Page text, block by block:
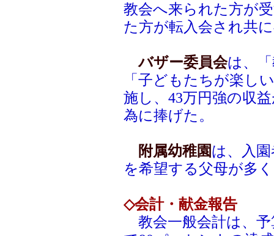
教会へ来られた方が
た方が転入会され共
バザー委員会は、
「子どもたちが楽し
施し、43万円強の収
為に捧げた。
附属幼稚園は、入
を希望する父母が多
◇会計・献金報告
教会一般会計は、予